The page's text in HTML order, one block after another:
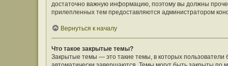
достаточно важную информацию, поэтому вы должны
прилепленных тем предоставляются администратором
Вернуться к началу
Что такое закрытые темы?
Закрытые темы — это такие темы, в которых